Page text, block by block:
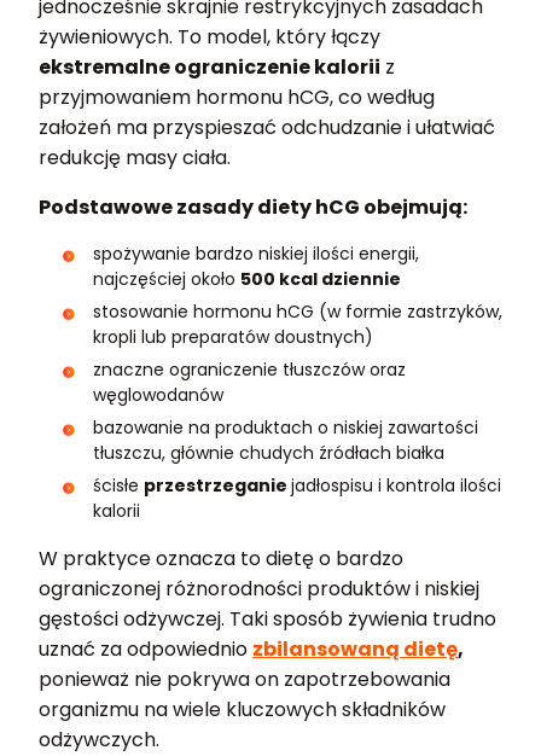
jednocześnie skrajnie restrykcyjnych zasadach
żywieniowych. To model, który łączy
ekstremalne ograniczenie kalorii z
przyjmowaniem hormonu hCG, co według
założeń ma przyspieszać odchudzanie i ułatwiać
redukcję masy ciała.
Podstawowe zasady diety hCG obejmują:
spożywanie bardzo niskiej ilości energii,
najczęściej około 500 kcal dziennie
stosowanie hormonu hCG (w formie zastrzyków,
kropli lub preparatów doustnych)
znaczne ograniczenie tłuszczów oraz
węglowodanów
bazowanie na produktach o niskiej zawartości
tłuszczu, głównie chudych źródłach białka
ścisłe przestrzeganie jadłospisu i kontrola ilości
kalorii
W praktyce oznacza to dietę o bardzo
ograniczonej różnorodności produktów i niskiej
gęstości odżywczej. Taki sposób żywienia trudno
uznać za odpowiednio zbilansowaną dietę,
ponieważ nie pokrywa on zapotrzebowania
organizmu na wiele kluczowych składników
odżywczych.